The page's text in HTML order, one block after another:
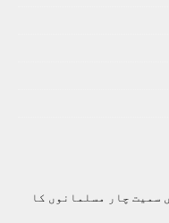
سمیت چار مسلمانوں کا